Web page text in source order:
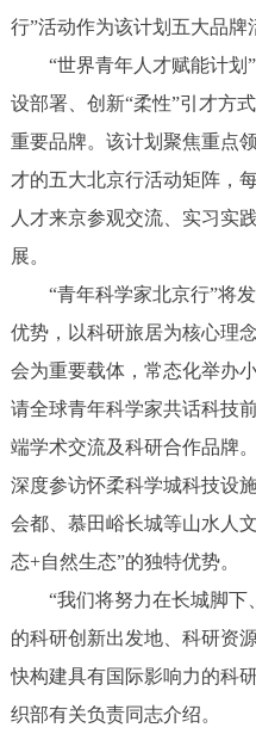
行”活动作为该计划五大品牌
“世界青年人才赋能计划”
设部署、创新“柔性”引才方
重要品牌。该计划聚焦重点
才的五大北京行活动矩阵，
人才来京参观交流、实习实
展。
“青年科学家北京行”将发
优势，以科研旅居为核心理
会为重要载体，常态化举办
请全球青年科学家共话科技
端学术交流及科研合作品牌
深度参访怀柔科学城科技设
会都、慕田峪长城等山水人
态+自然生态”的独特优势。
“我们将努力在长城脚下
的科研创新出发地、科研资
快构建具有国际影响力的科
织部有关负责同志介绍。